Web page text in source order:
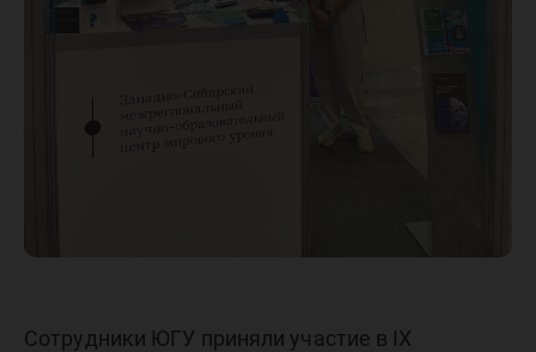
Сотрудники ЮГУ приняли участие в IX